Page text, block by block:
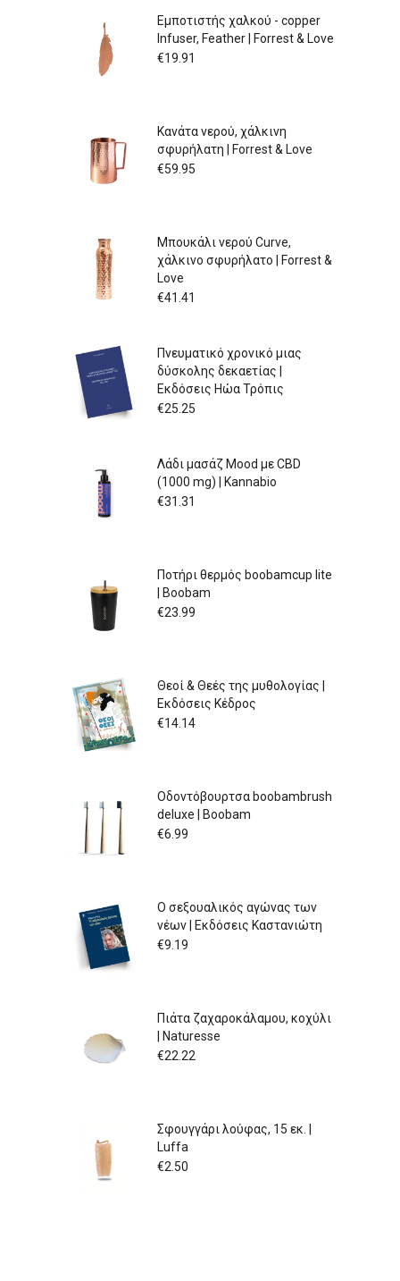
Εμποτιστής χαλκού - copper
Infuser, Feather | Forrest & Love
€19.91
Κανάτα νερού, χάλκινη
σφυρήλατη | Forrest & Love
€59.95
Μπουκάλι νερού Curve,
χάλκινο σφυρήλατο | Forrest &
Love
€41.41
Πνευματικό χρονικό μιας
δύσκολης δεκαετίας |
Εκδόσεις Ηώα Τρόπις
€25.25
Λάδι μασάζ Mood με CBD
(1000 mg) | Kannabio
€31.31
Ποτήρι θερμός boobamcup lite
| Boobam
€23.99
Θεοί & Θεές της μυθολογίας |
Εκδόσεις Κέδρος
€14.14
Οδοντόβουρτσα boobambrush
deluxe | Boobam
€6.99
Ο σεξουαλικός αγώνας των
νέων | Εκδόσεις Καστανιώτη
€9.19
Πιάτα ζαχαροκάλαμου, κοχύλι
| Naturesse
€22.22
Σφουγγάρι λούφας, 15 εκ. |
Luffa
€2.50